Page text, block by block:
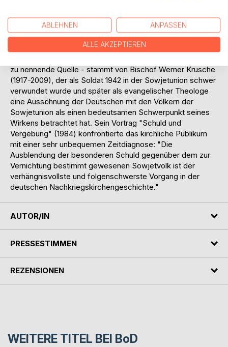
gehalten: "Krieg ist kein unabwendbares Schicksal,
sondern Menschenwerk, das Ergebnis schlechter Politik.
Frieden ist generell möglich und machbar! Kriegsverhütung
muss das erste Ziel staatlicher Politik bleiben!"
zu nennende Quelle - stammt von Bischof Werner Krusche
(1917-2009), der als Soldat 1942 in der Sowjetunion schwer
verwundet wurde und später als evangelischer Theologe
eine Aussöhnung der Deutschen mit den Völkern der
Sowjetunion als einen bedeutsamen Schwerpunkt seines
Wirkens betrachtet hat. Sein Vortrag "Schuld und
Vergebung" (1984) konfrontierte das kirchliche Publikum
mit einer sehr unbequemen Zeitdiagnose: "Die
Ausblendung der besonderen Schuld gegenüber dem zur
Vernichtung bestimmt gewesenen Sowjetvolk ist der
verhängnisvollste und folgenschwerste Vorgang in der
deutschen Nachkriegskirchengeschichte."
AUTOR/IN
PRESSESTIMMEN
REZENSIONEN
WEITERE TITEL BEI BoD
ABLEHNEN ANPASSEN
ALLE AKZEPTIEREN